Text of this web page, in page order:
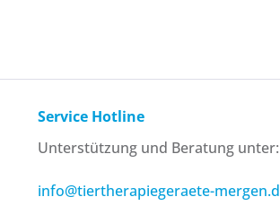
Service Hotline
Unterstützung und Beratung unter:
info@tiertherapiegeraete-